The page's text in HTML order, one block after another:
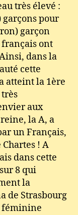
très élevé :
garçons pour
garçon
ont
dans la
cette
atteint la 1ère
très
aux
la A, a
un Français,
! A
dans cette
8 qui
la
de Strasbourg
féminine